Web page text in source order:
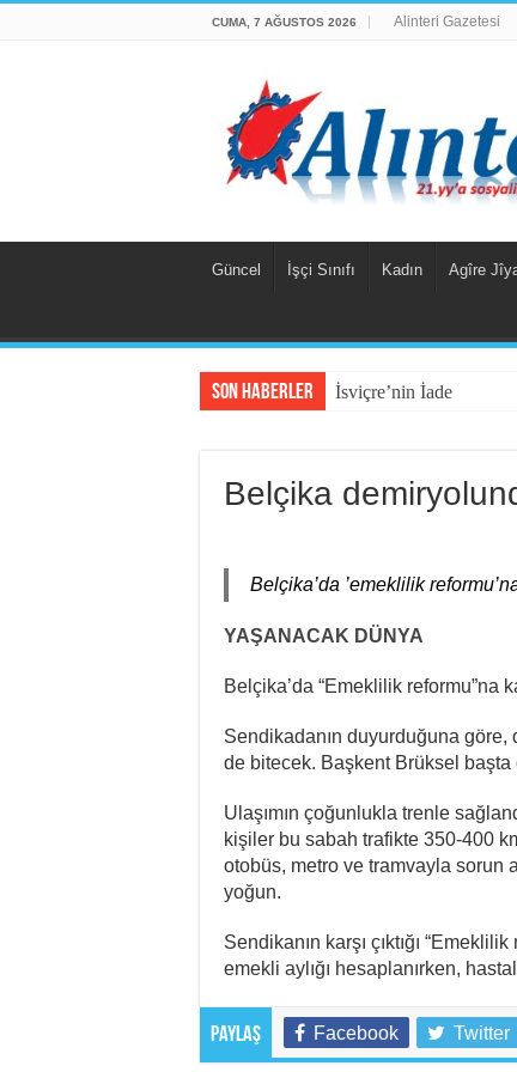
CUMA, 7 AĞUSTOS 2026 Alinteri Gazetesi
Güncel İşçi Sınıfı Kadın Agîre
Son Haberler İsviçre’nin İade Ettiği
Belçika
Belçika’da ’emeklilik
YAŞANACAK DÜNYA
Belçika’da “Emeklilik reformu”na
Sendikadanın duyurduğuna
de bitecek. Başkent Brüksel
Ulaşımın çoğunlukla trenle
kişiler bu sabah trafikte 350-400
otobüs, metro ve tramvayla sorun
yoğun.
Sendikanın karşı çıktığı
emekli aylığı hesaplanırken,
Paylaş Facebook Twitter